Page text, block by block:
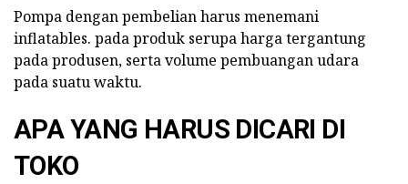
Pompa dengan pembelian harus menemani
inflatables. pada produk serupa harga tergantung
pada produsen, serta volume pembuangan udara
pada suatu waktu.
APA YANG HARUS DICARI DI
TOKO